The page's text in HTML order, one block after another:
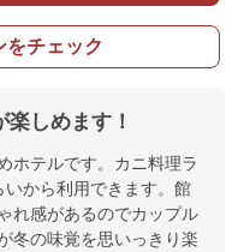
をチェック
しめます！
ホテルです。カニ料理ラ
から利用できます。館
れ感があるのでカップル
冬の味覚を思いっきり楽